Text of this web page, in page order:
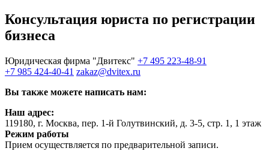
Консультация юриста по регистрации
бизнеса
Юридическая фирма "Двитекс" +7 495 223-48-91
+7 985 424-40-41 zakaz@dvitex.ru
Вы также можете написать нам:
Наш адрес:
119180, г. Москва, пер. 1-й Голутвинский, д. 3-5, стр. 1, 1 этаж
Режим работы
Прием осуществляется по предварительной записи.